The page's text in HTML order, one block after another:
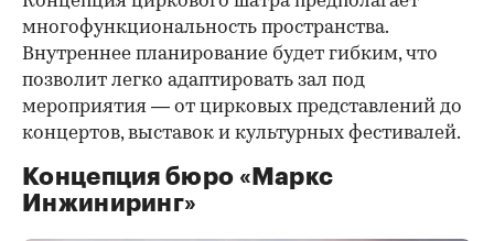
многофункциональность пространства.
Внутреннее планирование будет гибким, что
позволит легко адаптировать зал под
мероприятия — от цирковых представлений до
концертов, выставок и культурных фестивалей.
Концепция бюро «Маркс
Инжиниринг»